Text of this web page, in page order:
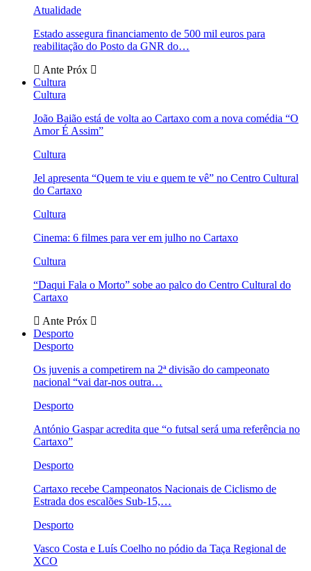
Atualidade
Estado assegura financiamento de 500 mil euros para
reabilitação do Posto da GNR do…
Ante Próx
Cultura
Cultura
João Baião está de volta ao Cartaxo com a nova comédia “O
Amor É Assim”
Cultura
Jel apresenta “Quem te viu e quem te vê” no Centro Cultural
do Cartaxo
Cultura
Cinema: 6 filmes para ver em julho no Cartaxo
Cultura
“Daqui Fala o Morto” sobe ao palco do Centro Cultural do
Cartaxo
Ante Próx
Desporto
Desporto
Os juvenis a competirem na 2ª divisão do campeonato
nacional “vai dar-nos outra…
Desporto
António Gaspar acredita que “o futsal será uma referência no
Cartaxo”
Desporto
Cartaxo recebe Campeonatos Nacionais de Ciclismo de
Estrada dos escalões Sub-15,…
Desporto
Vasco Costa e Luís Coelho no pódio da Taça Regional de
XCO